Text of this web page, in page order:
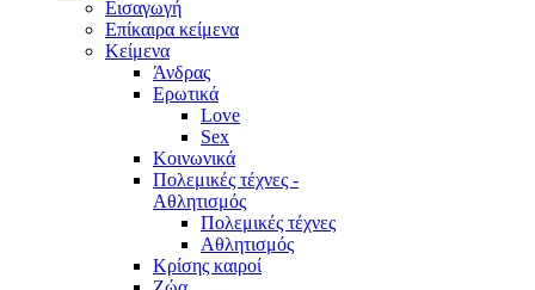
Εισαγωγή
Επίκαιρα κείμενα
Κείμενα
Άνδρας
Ερωτικά
Love
Sex
Κοινωνικά
Πολεμικές τέχνες -
Αθλητισμός
Πολεμικές τέχνες
Αθλητισμός
Κρίσης καιροί